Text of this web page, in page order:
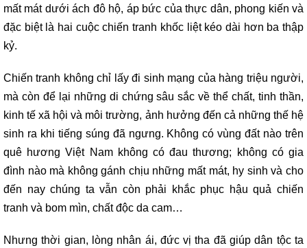
mất mát dưới ách đô hộ, áp bức của thực dân, phong kiến và
đặc biệt là hai cuộc chiến tranh khốc liệt kéo dài hơn ba thập
kỷ.
Chiến tranh không chỉ lấy đi sinh mạng của hàng triệu người,
mà còn để lại những di chứng sâu sắc về thể chất, tinh thần,
kinh tế xã hội và môi trường, ảnh hưởng đến cả những thế hệ
sinh ra khi tiếng súng đã ngưng. Không có vùng đất nào trên
quê hương Việt Nam không có đau thương; không có gia
đình nào mà không gánh chịu những mất mát, hy sinh và cho
đến nay chúng ta vẫn còn phải khắc phục hậu quả chiến
tranh và bom mìn, chất độc da cam…
Nhưng thời gian, lòng nhân ái, đức vị tha đã giúp dân tộc ta